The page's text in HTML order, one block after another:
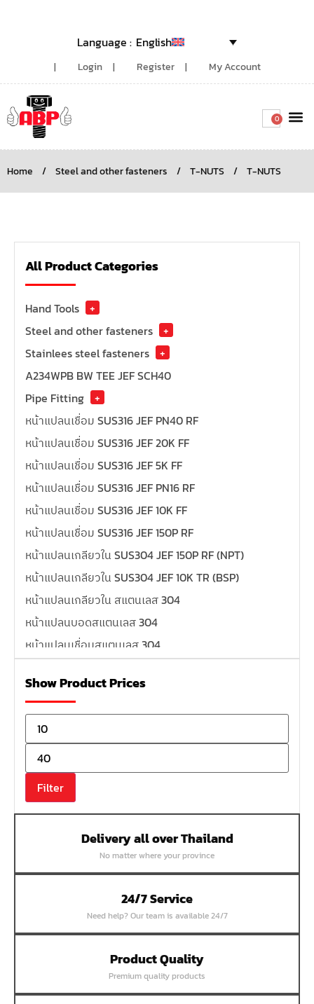
English
Login Register My Account
0
Home / Steel and other fasteners / T-NUTS / T-NUTS
All Product Categories
Hand Tools
+
Steel and other fasteners
+
Stainlees steel fasteners
+
A234WPB BW TEE JEF SCH40
Pipe Fitting
+
หน้าแปลนเชื่อม SUS316 JEF PN40 RF
หน้าแปลนเชื่อม SUS316 JEF 20K FF
หน้าแปลนเชื่อม SUS316 JEF 5K FF
หน้าแปลนเชื่อม SUS316 JEF PN16 RF
หน้าแปลนเชื่อม SUS316 JEF 10K FF
หน้าแปลนเชื่อม SUS316 JEF 150P RF
หน้าแปลนเกลียวใน SUS304 JEF 150P RF (NPT)
หน้าแปลนเกลียวใน SUS304 JEF 10K TR (BSP)
หน้าแปลนเกลียวใน สแตนเลส 304
หน้าแปลนบอดสแตนเลส 304
หน้าแปลนเชื่อมสแตนเลส 304
หน้าแปลนเหล็กคอสูง
หน้าแปลนเชื่อมเหล็กสลิปออน
หน้าแปลนเชื่อมเหล็กบอด
หน้าแปลนเชื่อมบอด SUS304 JEF 300P RF
หน้าแปลนเชื่อมบอด SUS304 JEF PN40 RF
หน้าแปลนเชื่อมบอด SUS304 JEF PN16 RF
หน้าแปลนเชื่อมบอด SUS304 JEF 10K FF
หน้าแปลนเชื่อมบอด SUS304 JEF 5K FF
หน้าแปลนเชื่อมบอด SUS304 JEF 150P RF
หน้าแปลนสลิปออน SUS304 JEF 300P SORF
หน้าแปลนเชื่อม SUS304 JEF PN40 RF
หน้าแปลนเชื่อม SUS304 JEF PN25 RF
หน้าแปลนเชื่อม SUS304 JEF PN16 RF
Show Product Prices
Filter
Delivery all over Thailand
No matter where your province
24/7 Service
Need help? Our team is available 24/7
Product Quality
Premium quality products